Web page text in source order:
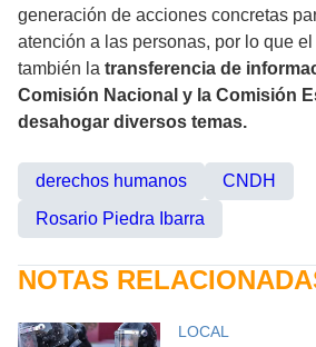
generación de acciones concretas
atención a las personas, por lo que
también la transferencia de
Comisión Nacional y la Comisión
desahogar diversos temas.
derechos humanos
CNDH
Rosario Piedra Ibarra
NOTAS
LOCAL